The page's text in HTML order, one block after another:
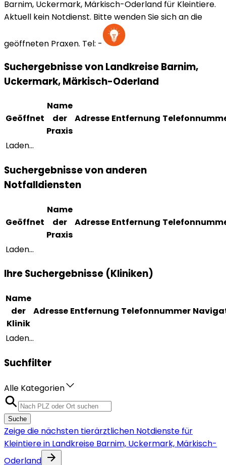
Barnim, Uckermark, Märkisch-Oderland für Kleintiere.
Aktuell kein Notdienst. Bitte wenden Sie sich an die
geöffneten Praxen. Tel: -
Suchergebnisse von Landkreise Barnim,
Uckermark, Märkisch-Oderland
Geöffnet
Name
der
Praxis
Adresse Entfernung
Laden...
Suchergebnisse von anderen
Notfalldiensten
Geöffnet
Name
der
Praxis
Adresse Entfernung
Laden...
Ihre Suchergebnisse (Kliniken)
Name
der
Klinik
Adresse Entfernung Telefonnummer
Laden...
Suchfilter
Alle Kategorien
Suche
Zeige die nächsten tierärztlichen Notdienste für
Kleintiere in Landkreise Barnim, Uckermark, Märkisch-
Oderland